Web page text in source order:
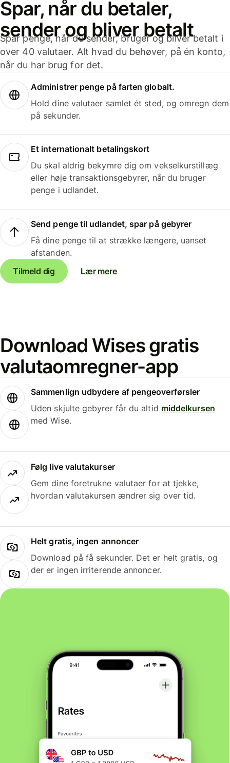
Spar, når du betaler,
sender og bliver betalt
Spar penge, når du sender, bruger og bliver betalt i
over 40 valutaer. Alt hvad du behøver, på én konto,
når du har brug for det.
Administrer penge på farten globalt.
Hold dine valutaer samlet ét sted, og omregn dem
på sekunder.
Et internationalt betalingskort
Du skal aldrig bekymre dig om vekselkurstillæg
eller høje transaktionsgebyrer, når du bruger
penge i udlandet.
Send penge til udlandet, spar på gebyrer
Få dine penge til at strække længere, uanset
afstanden.
Tilmeld dig
Lær mere
Download Wises gratis
valutaomregner-app
Sammenlign udbydere af pengeoverførsler
Uden skjulte gebyrer får du altid middelkursen
med Wise.
Følg live valutakurser
Gem dine foretrukne valutaer for at tjekke,
hvordan valutakursen ændrer sig over tid.
Helt gratis, ingen annoncer
Download på få sekunder. Det er helt gratis, og
der er ingen irriterende annoncer.